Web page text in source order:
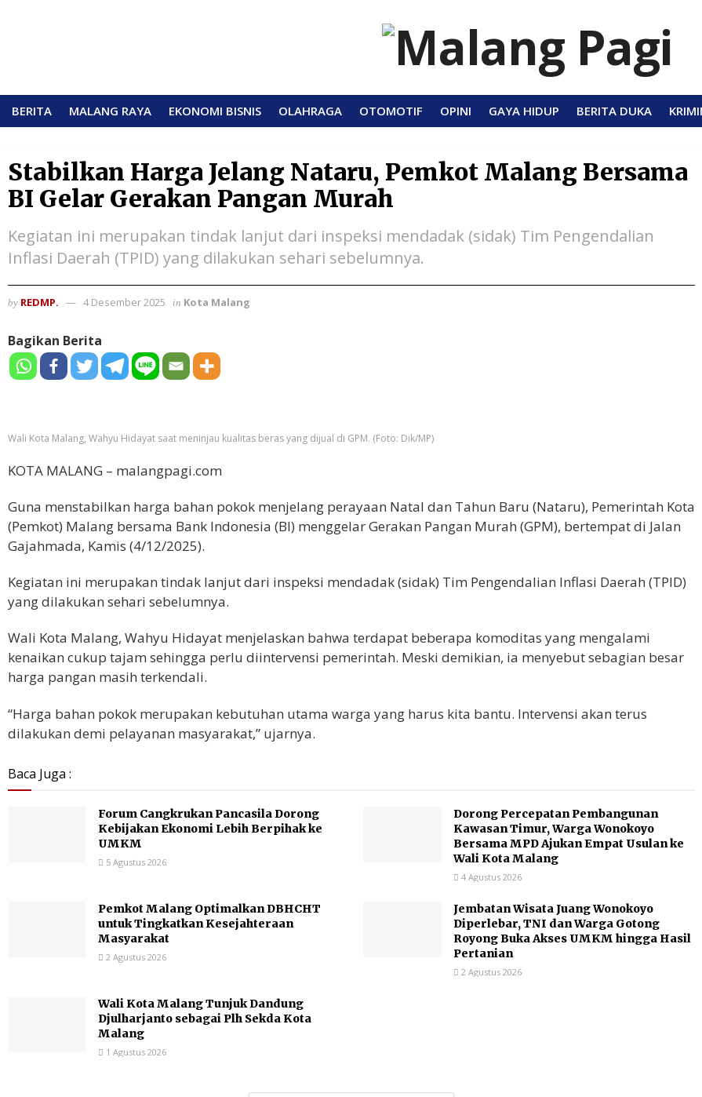
BERITA MALANG RAYA EKONOMI BISNIS OLAHRAGA OTOMOTIF OPINI GAYA HIDUP BERITA DUKA
Stabilkan Harga Jelang Nataru, Pemkot Malang Bersama
BI Gelar Gerakan Pangan Murah
Kegiatan ini merupakan tindak lanjut dari inspeksi mendadak (sidak) Tim Pengendalian
Inflasi Daerah (TPID) yang dilakukan sehari sebelumnya.
by REDMP. 4 Desember 2025 in Kota Malang
Bagikan Berita
Wali Kota Malang, Wahyu Hidayat saat meninjau kualitas beras yang dijual di GPM. (Foto: Dik/MP)
KOTA MALANG – malangpagi.com
Guna menstabilkan harga bahan pokok menjelang perayaan Natal dan Tahun Baru (Nataru), Pemerintah Kota
(Pemkot) Malang bersama Bank Indonesia (BI) menggelar Gerakan Pangan Murah (GPM), bertempat di Jalan
Gajahmada, Kamis (4/12/2025).
Kegiatan ini merupakan tindak lanjut dari inspeksi mendadak (sidak) Tim Pengendalian Inflasi Daerah (TPID)
yang dilakukan sehari sebelumnya.
Wali Kota Malang, Wahyu Hidayat menjelaskan bahwa terdapat beberapa komoditas yang mengalami
kenaikan cukup tajam sehingga perlu diintervensi pemerintah. Meski demikian, ia menyebut sebagian besar
harga pangan masih terkendali.
“Harga bahan pokok merupakan kebutuhan utama warga yang harus kita bantu. Intervensi akan terus
dilakukan demi pelayanan masyarakat,” ujarnya.
Baca Juga :
Forum Cangkrukan Pancasila Dorong
Kebijakan Ekonomi Lebih Berpihak ke
UMKM
5 Agustus 2026
Dorong Percepatan Pembangunan
Kawasan Timur, Warga Wonokoyo
Bersama MPD Ajukan Empat Usulan ke
Wali Kota Malang
4 Agustus 2026
Pemkot Malang Optimalkan DBHCHT
untuk Tingkatkan Kesejahteraan
Masyarakat
2 Agustus 2026
Jembatan Wisata Juang Wonokoyo
Diperlebar, TNI dan Warga Gotong
Royong Buka Akses UMKM hingga Hasil
Pertanian
2 Agustus 2026
Wali Kota Malang Tunjuk Dandung
Djulharjanto sebagai Plh Sekda Kota
Malang
1 Agustus 2026